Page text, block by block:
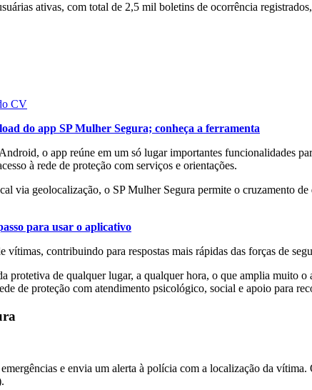
ativas, com total de 2,5 mil boletins de ocorrência
CV
do app SP Mulher Segura; conheça a ferramenta
o app reúne em um só lugar importantes funcionalidades
à rede de proteção com serviços e orientações.
via geolocalização, o SP Mulher Segura permite o cruzamento de
para usar o aplicativo
contribuindo para respostas mais rápidas das forças de
de qualquer lugar, a qualquer hora, o que amplia muito o
de proteção com atendimento psicológico, social e apoio para
e envia um alerta à polícia com a localização da